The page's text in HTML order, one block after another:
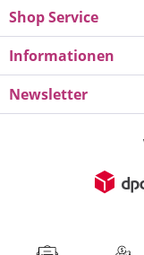
Shop Service
Informationen
Newsletter